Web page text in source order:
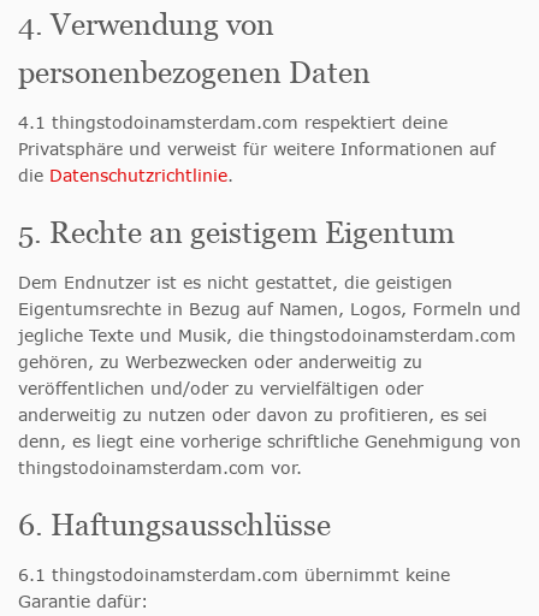
4. Verwendung von
personenbezogenen Daten
4.1 thingstodoinamsterdam.com respektiert deine
Privatsphäre und verweist für weitere Informationen auf
die Datenschutzrichtlinie.
5. Rechte an geistigem Eigentum
Dem Endnutzer ist es nicht gestattet, die geistigen
Eigentumsrechte in Bezug auf Namen, Logos, Formeln und
jegliche Texte und Musik, die thingstodoinamsterdam.com
gehören, zu Werbezwecken oder anderweitig zu
veröffentlichen und/oder zu vervielfältigen oder
anderweitig zu nutzen oder davon zu profitieren, es sei
denn, es liegt eine vorherige schriftliche Genehmigung von
thingstodoinamsterdam.com vor.
6. Haftungsausschlüsse
6.1 thingstodoinamsterdam.com übernimmt keine
Garantie dafür: